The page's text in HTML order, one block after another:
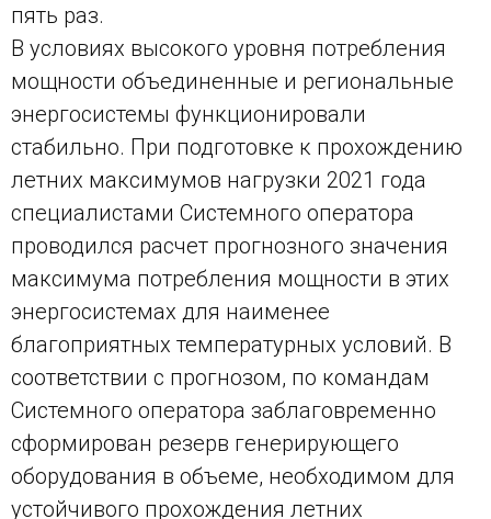
пять раз.
В условиях высокого уровня потребления
мощности объединенные и региональные
энергосистемы функционировали
стабильно. При подготовке к прохождению
летних максимумов нагрузки 2021 года
специалистами Системного оператора
проводился расчет прогнозного значения
максимума потребления мощности в этих
энергосистемах для наименее
благоприятных температурных условий. В
соответствии с прогнозом, по командам
Системного оператора заблаговременно
сформирован резерв генерирующего
оборудования в объеме, необходимом для
устойчивого прохождения летних